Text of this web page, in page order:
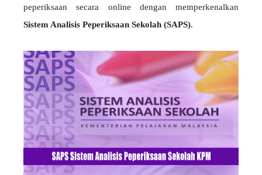
peperiksaan secara online dengan memperkenalkan
Sistem Analisis Peperiksaan Sekolah (SAPS).